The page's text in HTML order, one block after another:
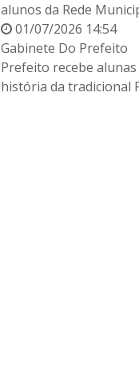
alunos da Rede
01/07/2026 14:54
Gabinete Do Prefeito
Prefeito recebe
história da tradicional